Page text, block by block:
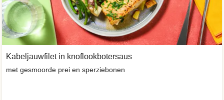
Kabeljauwfilet in knoflookbotersaus
met gesmoorde prei en sperziebonen